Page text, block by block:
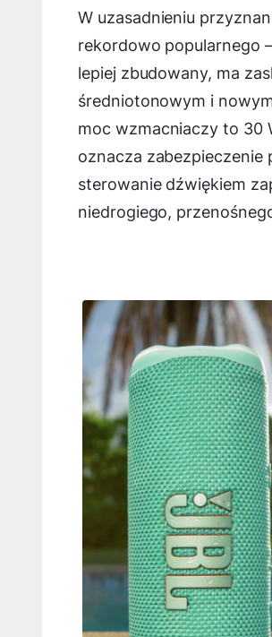
W uzasadnieniu
rekordowo popularnego
lepiej zbudowany, ma
średniotonowym i
moc wzmacniaczy to 30
oznacza zabezpieczenie
sterowanie dźwiękiem
niedrogiego,